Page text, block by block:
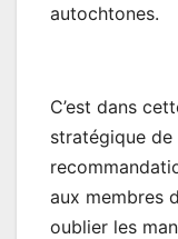
autochtones.
C’est dans
stratégique
aux membres
oublier les